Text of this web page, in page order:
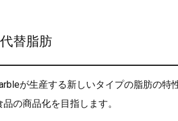
替脂肪
が生産する新しいタイプの脂肪の特
の商品化を目指します。